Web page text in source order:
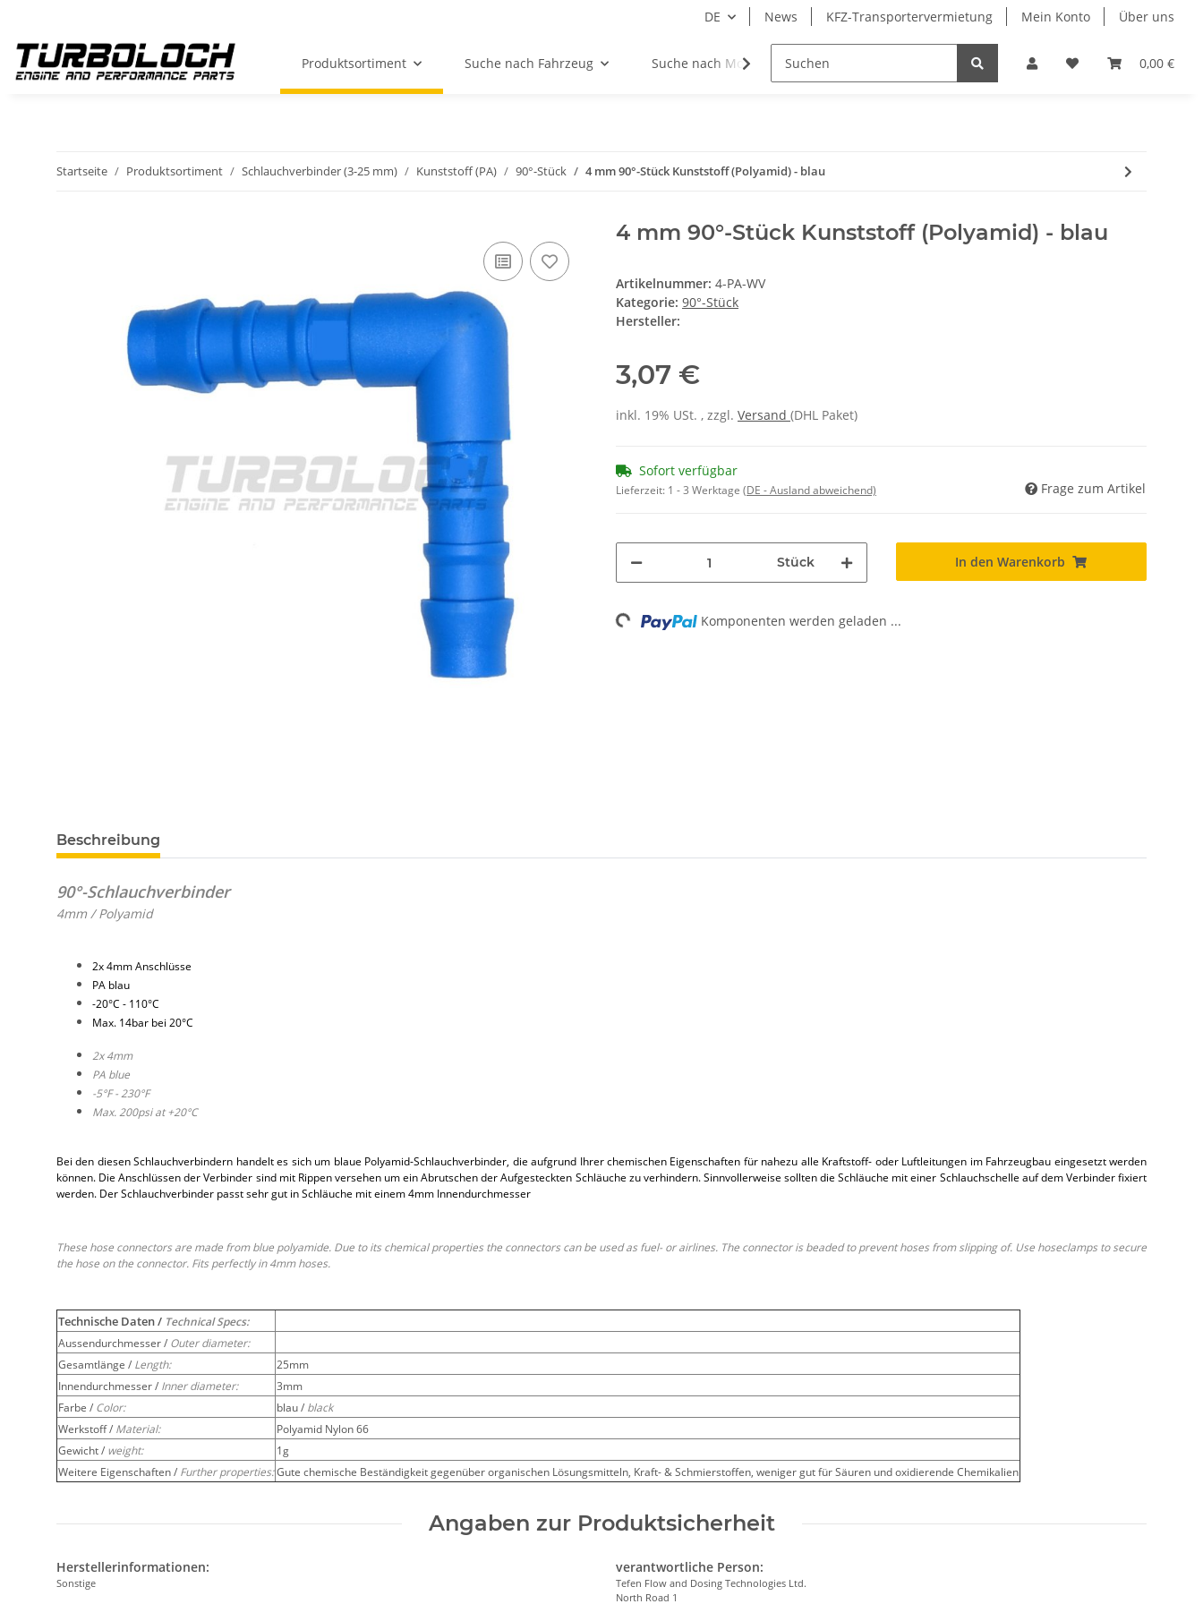
DE News KFZ-Transportervermietung Mein Konto Über uns
0,00 €
Produktsortiment Suche nach Fahrzeug Suche nach Motor Sonderangebote Merchandising
Startseite Produktsortiment Schlauchverbinder (3-25 mm) Kunststoff (PA) 90°-Stück 4 mm 90°-Stück Kunststoff (Polyamid) - blau
4 mm 90°-Stück Kunststoff (Polyamid) - blau
Artikelnummer: 4-PA-WV
Kategorie: 90°-Stück
Hersteller:
3,07 €
inkl. 19% USt. , zzgl. Versand (DHL Paket)
Sofort verfügbar
Lieferzeit: 1 - 3 Werktage (DE - Ausland abweichend) Frage zum Artikel
Stück In den Warenkorb
Loading... Komponenten werden geladen ...
Beschreibung
90°-Schlauchverbinder
4mm / Polyamid
2x 4mm Anschlüsse
PA blau
-20°C - 110°C
Max. 14bar bei 20°C
2x 4mm
PA blue
-5°F - 230°F
Max. 200psi at +20°C
Bei den diesen Schlauchverbindern handelt es sich um blaue Polyamid-Schlauchverbinder, die aufgrund Ihrer chemischen Eigenschaften für nahezu alle Kraftstoff- oder Luftleitungen im Fahrzeugbau eingesetzt werden
können. Die Anschlüssen der Verbinder sind mit Rippen versehen um ein Abrutschen der Aufgesteckten Schläuche zu verhindern. Sinnvollerweise sollten die Schläuche mit einer Schlauchschelle auf dem Verbinder fixiert
werden. Der Schlauchverbinder passt sehr gut in Schläuche mit einem 4mm Innendurchmesser
These hose connectors are made from blue polyamide. Due to its chemical properties the connectors can be used as fuel- or airlines. The connector is beaded to prevent hoses from slipping of. Use hoseclamps to secure
the hose on the connector. Fits perfectly in 4mm hoses.
Technische Daten / Technical Specs:
Aussendurchmesser / Outer diameter:
Gesamtlänge / Length:
25mm
Innendurchmesser / Inner diameter:
3mm
Farbe / Color: blau / black
Werkstoff / Material:
Polyamid Nylon 66
Gewicht / weight:
1g
Weitere Eigenschaften / Further properties:Gute chemische Beständigkeit gegenüber organischen Lösungsmitteln, Kraft- & Schmierstoffen, weniger gut für Säuren und oxidierende Chemikalien
Angaben zur Produktsicherheit
Herstellerinformationen:
Sonstige
verantwortliche Person:
Tefen Flow and Dosing Technologies Ltd.
North Road 1